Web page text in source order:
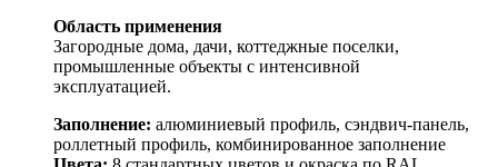
Область применения
Загородные дома, дачи, коттеджные поселки,
промышленные объекты с интенсивной
эксплуатацией.
Заполнение: алюминиевый профиль, сэндвич-панель,
роллетный профиль, комбинированное заполнение